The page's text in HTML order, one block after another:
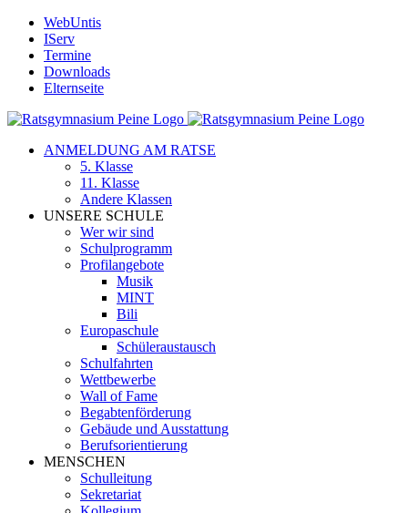
Zum
Inhalt
springen
WebUntis
IServ
Termine
Downloads
Elternseite
ANMELDUNG AM RATSE
5. Klasse
11. Klasse
Andere Klassen
UNSERE SCHULE
Wer wir sind
Schulprogramm
Profilangebote
Musik
MINT
Bili
Europaschule
Schüleraustausch
Schulfahrten
Wettbewerbe
Wall of Fame
Begabtenförderung
Gebäude und Ausstattung
Berufsorientierung
MENSCHEN
Schulleitung
Sekretariat